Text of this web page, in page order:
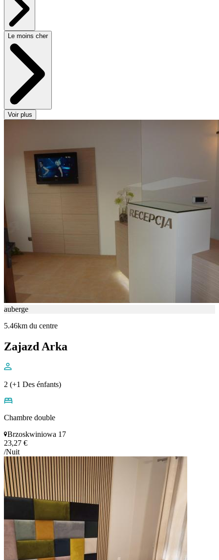
Le moins cher
Voir plus
auberge
5.46km du centre
Zajazd Arka
2 (+1 Des énfants)
Chambre double
Brzoskwiniowa 17
23,27 €
/Nuit